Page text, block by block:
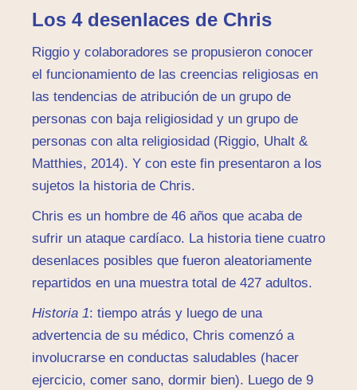
Los 4 desenlaces de Chris
Riggio y colaboradores se propusieron conocer
el funcionamiento de las creencias religiosas en
las tendencias de atribución de un grupo de
personas con baja religiosidad y un grupo de
personas con alta religiosidad (Riggio, Uhalt &
Matthies, 2014). Y con este fin presentaron a los
sujetos la historia de Chris.
Chris es un hombre de 46 años que acaba de
sufrir un ataque cardíaco. La historia tiene cuatro
desenlaces posibles que fueron aleatoriamente
repartidos en una muestra total de 427 adultos.
Historia 1: tiempo atrás y luego de una
advertencia de su médico, Chris comenzó a
involucrarse en conductas saludables (hacer
ejercicio, comer sano, dormir bien). Luego de 9